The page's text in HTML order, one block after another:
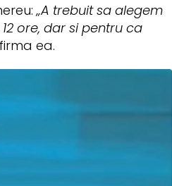
„A trebuit sa alegem
ore, dar si pentru ca
ea.